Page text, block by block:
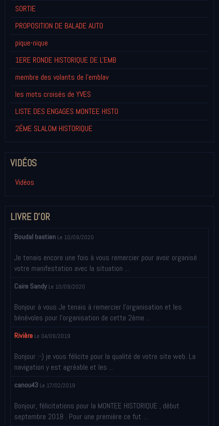
SORTIE
PROPOSITION DE BALADE AUTO
pique-nique
1ERE RONDE HISTORIQUE DE L'EMB
membre des volants de l'emblav
les mots croisés de YVES
LISTE DES ENGAGES MONTEE HISTO
2ÉME SLALOM HISTORIQUE
VIDÉOS
Vidéos
LIVRE D'OR
Boudal bastien Le 10/09/2020
Je tenais encore une fois à vous remercier pour avoir organisé
votre manifestation avec la situation ...
Caire Sandy Le 10/09/2020
Bonjour à vous Je tenais à remercier l’organisation et les
bénévoles pour l’organisation de cette 2ème ...
Rivière Le 04/09/2019
Bonjour :-) je vous félicite pour la qualité de votre site web. La
navigation y est agréable et les ...
canou43 Le 17/02/2019
Bonjour, félicitations pour la MONTEE HISTORIQUE , début
septembre 2018 . Pour une première ce fut ...